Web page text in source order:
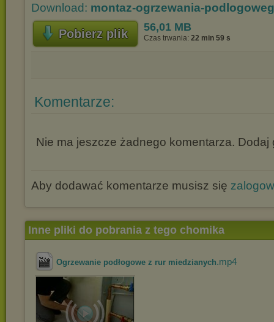
Download: montaz-ogrzewania-
Pobierz plik 56,01 MB
Czas trwania: 22 min 59 s
Komentarze:
Nie ma jeszcze żadnego komentarza. Dodaj
Aby dodawać komentarze musisz się
Inne pliki do pobrania z tego chomika
Ogrzewanie podłogowe z rur miedzianych.mp4